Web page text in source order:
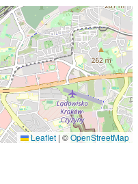
Leaflet | ©OpenStreetMap